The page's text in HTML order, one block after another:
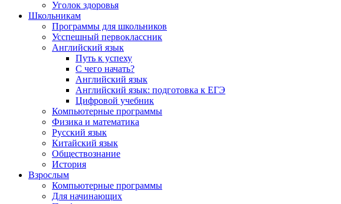
Уголок здоровья
Школьникам
Программы для школьников
Усспешный первоклассник
Английский язык
Путь к успеху
С чего начать?
Английский язык
Английский язык: подготовка к ЕГЭ
Цифровой учебник
Компьютерные программы
Физика и математика
Русский язык
Китайский язык
Обществознание
История
Взрослым
Компьютерные программы
Для начинающих